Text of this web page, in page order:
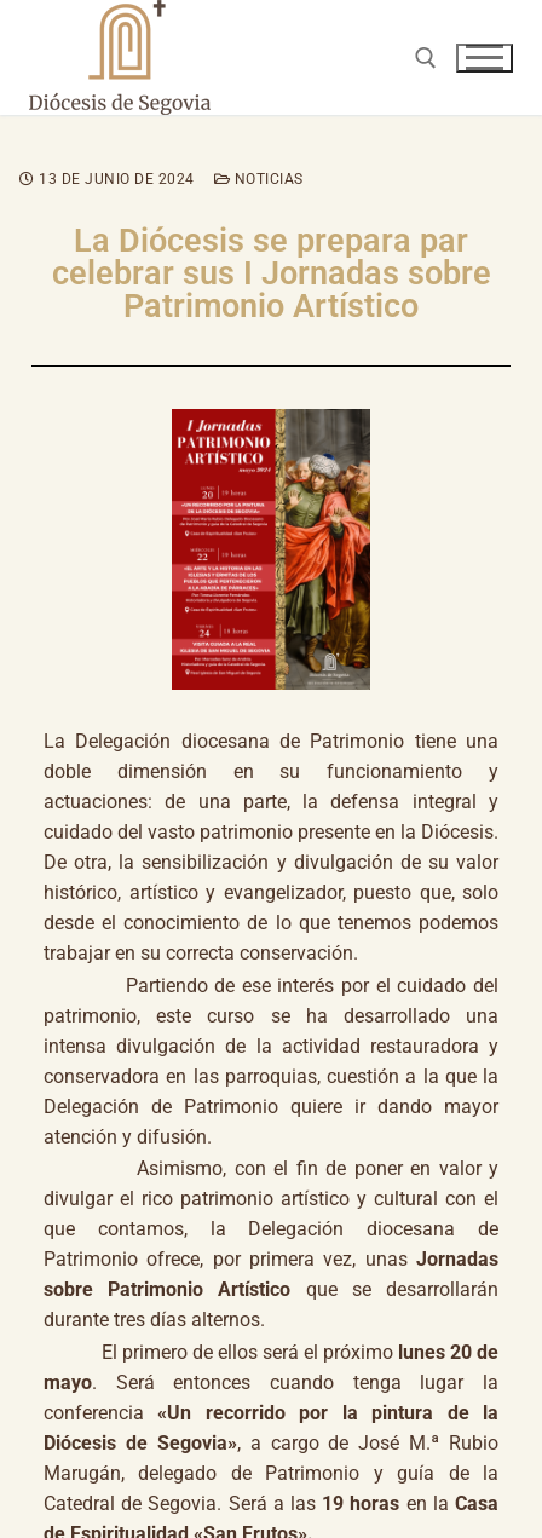
13 DE JUNIO DE 2024 NOTICIAS
La Diócesis se prepara par
celebrar sus I Jornadas sobre
Patrimonio Artístico
La Delegación diocesana de Patrimonio tiene una
doble dimensión en su funcionamiento y
actuaciones: de una parte, la defensa integral y
cuidado del vasto patrimonio presente en la Diócesis.
De otra, la sensibilización y divulgación de su valor
histórico, artístico y evangelizador, puesto que, solo
desde el conocimiento de lo que tenemos podemos
trabajar en su correcta conservación.
Partiendo de ese interés por el cuidado del
patrimonio, este curso se ha desarrollado una
intensa divulgación de la actividad restauradora y
conservadora en las parroquias, cuestión a la que la
Delegación de Patrimonio quiere ir dando mayor
atención y difusión.
Asimismo, con el fin de poner en valor y
divulgar el rico patrimonio artístico y cultural con el
que contamos, la Delegación diocesana de
Patrimonio ofrece, por primera vez, unas Jornadas
sobre Patrimonio Artístico que se desarrollarán
durante tres días alternos.
El primero de ellos será el próximo lunes 20 de
mayo. Será entonces cuando tenga lugar la
conferencia«Un recorrido por la pintura de la
Diócesis de Segovia», a cargo de José M.ª Rubio
Marugán, delegado de Patrimonio y guía de la
Catedral de Segovia. Será a las 19 horas en laCasa
de Espiritualidad «San Frutos».